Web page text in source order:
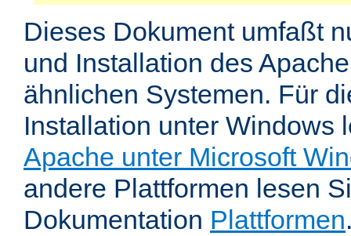
Dieses Dokument umfaßt
und Installation des
ähnlichen Systemen. Für
Installation unter Windows
Apache unter Microsoft
andere Plattformen lesen
Dokumentation Plattformen